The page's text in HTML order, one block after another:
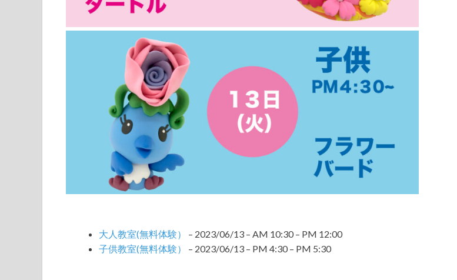
大人教室(無料体験）
– 2023/06/13 – AM 10:30 – PM 12:00
子供教室(無料体験）
– 2023/06/13 – PM 4:30 – PM 5:30